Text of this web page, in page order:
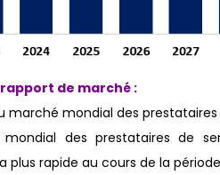
de marché :
marché mondial des
des prestataires de
plus rapide au cours de la